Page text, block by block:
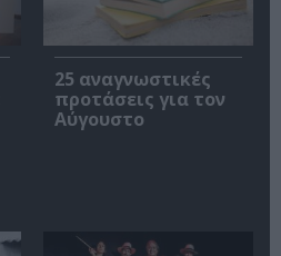
25 αναγνωστικές
προτάσεις για τον
Αύγουστο